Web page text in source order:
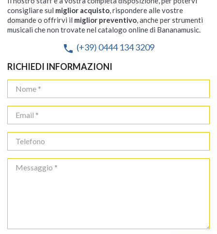
consigliare sul miglior acquisto, rispondere alle vostre
domande o offrirvi il miglior preventivo, anche per strumenti
musicali che non trovate nel catalogo online di Bananamusic.
phone (+39) 0444 134 3209
RICHIEDI INFORMAZIONI